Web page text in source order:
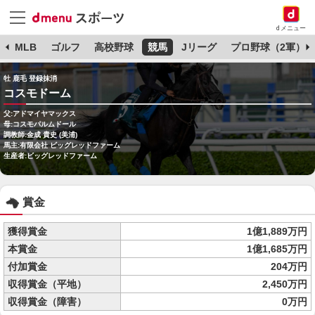
dメニュー
MLB ゴルフ 高校野球 競馬 Jリーグ プロ野球（2軍）
牡 鹿毛 登録抹消
コスモドーム
父:アドマイヤマックス
母:コスモパルムドール
調教師:金成 貴史 (美浦)
馬主:有限会社 ビッグレッドファーム
生産者:ビッグレッドファーム
賞金
獲得賞金
1億1,889万円
本賞金
1億1,685万円
付加賞金
204万円
収得賞金（平地）
2,450万円
収得賞金（障害）
0万円